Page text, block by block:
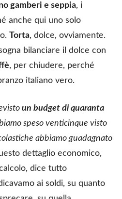
gamberi e seppia, i
anche qui uno solo
Torta, dolce, ovviamente.
bilanciare il dolce con
, per chiudere, perché
italiano vero.
un budget di quaranta
speso venticinque visto
abbiamo guadagnato
dettaglio economico,
dice tutto
ai soldi, su quanto